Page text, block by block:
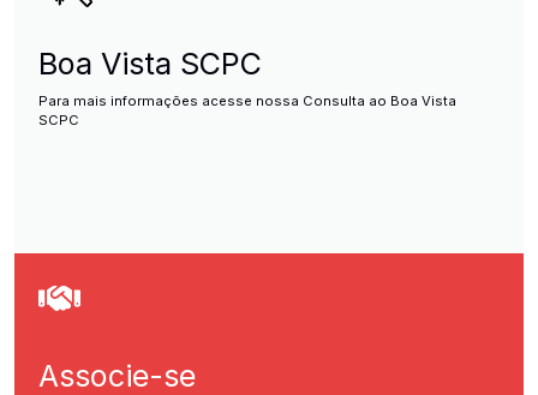
Boa Vista SCPC
Para mais informações acesse nossa Consulta ao Boa Vista
SCPC
Associe-se